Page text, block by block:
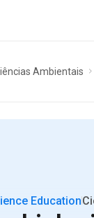
Ambientais
Education